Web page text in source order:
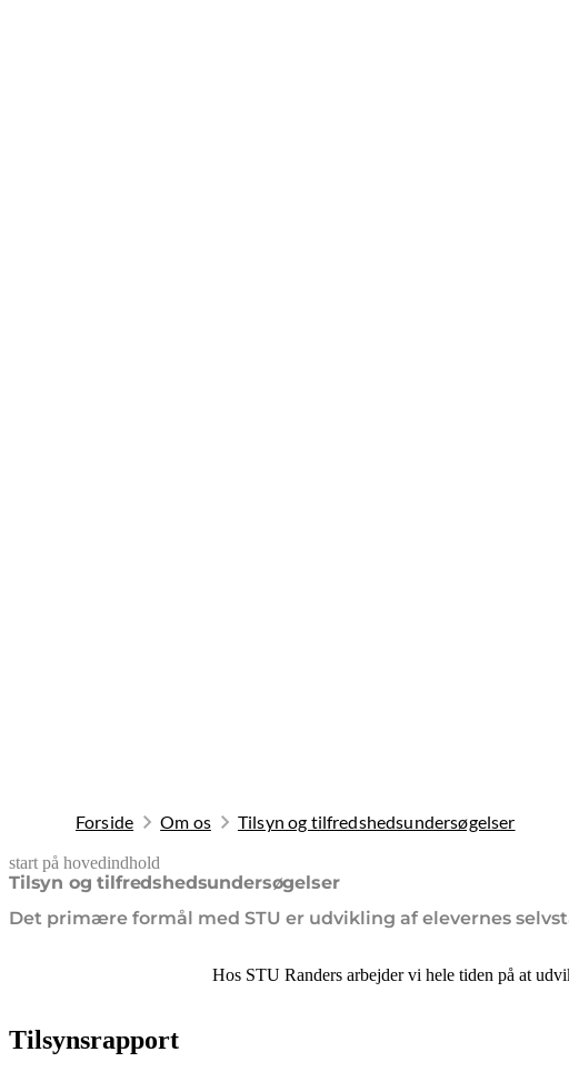
Forside Om os Tilsyn og tilfredshedsundersøgelser
start på hovedindhold
Tilsyn og tilfredshedsundersøgelser
Det primære formål med STU er udvikling af elevernes
senest opdateret 20. maj 2026
Hos STU Randers arbejder vi hele tiden på at
Tilsynsrapport